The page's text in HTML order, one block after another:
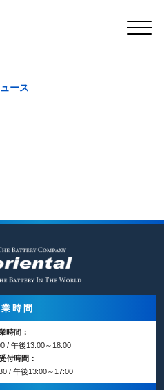
ース
時間
時間：
/ 午後13:00～18:00
付時間：
/ 午後13:00～17:00